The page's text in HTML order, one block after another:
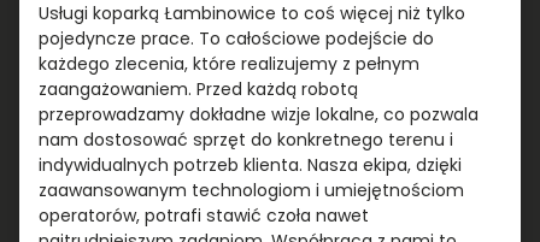
Usługi koparką Łambinowice to coś więcej niż tylko
pojedyncze prace. To całościowe podejście do
każdego zlecenia, które realizujemy z pełnym
zaangażowaniem. Przed każdą robotą
przeprowadzamy dokładne wizje lokalne, co pozwala
nam dostosować sprzęt do konkretnego terenu i
indywidualnych potrzeb klienta. Nasza ekipa, dzięki
zaawansowanym technologiom i umiejętnościom
operatorów, potrafi stawić czoła nawet